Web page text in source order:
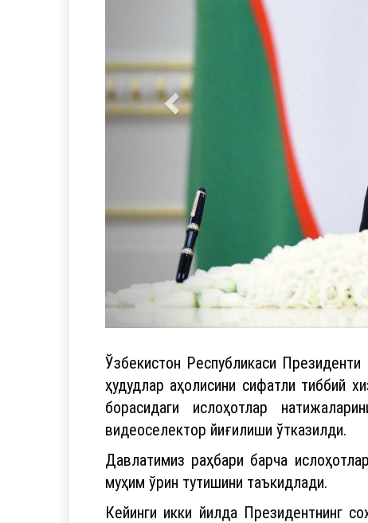
Ўзбекистон Республикаси
ҳудудлар аҳолисини сифатли тиббий
борасидаги ислоҳотлар
видеоселектор йиғилиши ўтказилди.
Давлатимиз раҳбари барча
муҳим ўрин тутишини таъкидлади.
Кейинги икки йилда Президентнинг